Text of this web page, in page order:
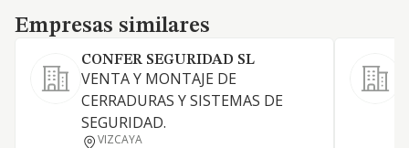
Empresas similares
Empresas similares
CONFER SEGURIDAD SL
VENTA Y MONTAJE DE
CERRADURAS Y SISTEMAS DE
SEGURIDAD.
VIZCAYA